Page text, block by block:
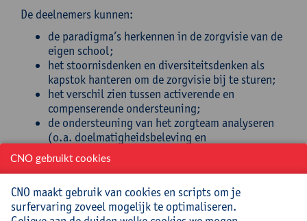
De deelnemers kunnen:
de paradigma’s herkennen in de zorgvisie van de
eigen school;
het stoornisdenken en diversiteitsdenken als
kapstok hanteren om de zorgvisie bij te sturen;
het verschil zien tussen activerende en
compenserende ondersteuning;
de ondersteuning van het zorgteam analyseren
(o.a. doelmatigheidsbeleving en
handelingsverlegenheid inschatten);
het diversiteitsdenken in de eigen school
Doelgroep
CNO gebruikt cookies
CNO maakt gebruik van cookies en scripts om je
surfervaring zoveel mogelijk te optimaliseren.